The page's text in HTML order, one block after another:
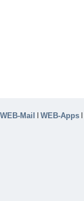
WEB-Mail | WEB-Apps |